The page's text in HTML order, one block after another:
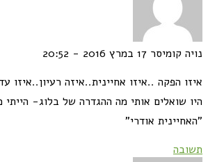
נויה קומיסר 17 במרץ 2016 - 20:52
איזו הפקה ..איזו אחיינית..איזה רעיון..איזו
היו שואלים אותי מה ההגדרה של בלוג-
"האחיינית אודרי"
תשובה